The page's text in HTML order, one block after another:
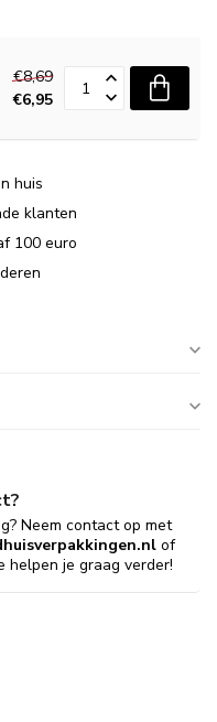
€8,69
€6,95
huis
klanten
100 euro
Neem contact op met
of
helpen je graag verder!